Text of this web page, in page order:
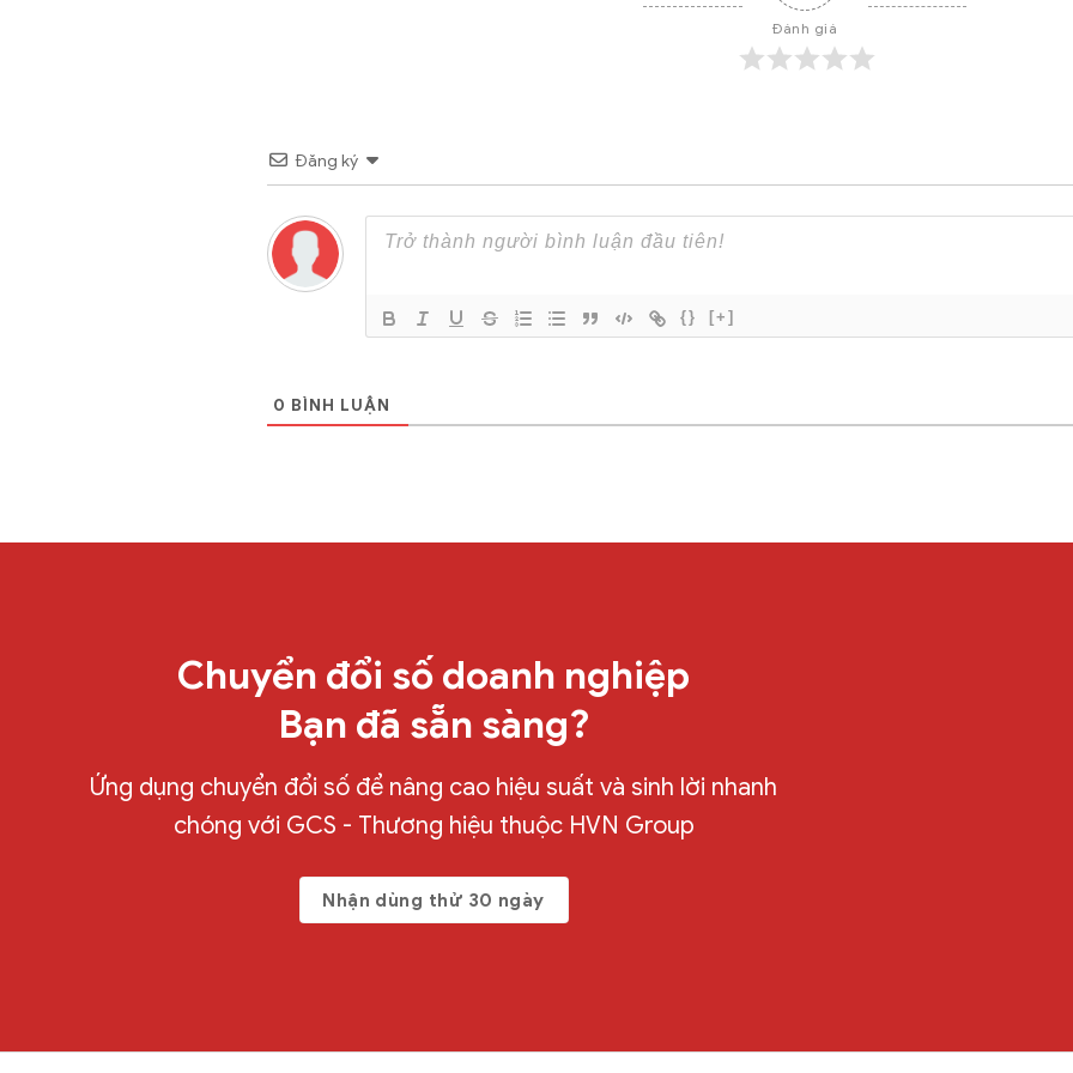
Đánh giá
Đăng ký
{} [+]
0 BÌNH LUẬN
Chuyển đổi số doanh nghiệp
Bạn đã sẵn sàng?
Ứng dụng chuyển đổi số để nâng cao hiệu suất và sinh lời nhanh
chóng với GCS - Thương hiệu thuộc HVN Group
Nhận dùng thử 30 ngày